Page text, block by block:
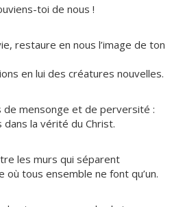
toi de nous !
restaure en nous l’image de ton
en lui des créatures nouvelles.
de mensonge et de perversité :
la vérité du Christ.
les murs qui séparent
tous ensemble ne font qu’un.